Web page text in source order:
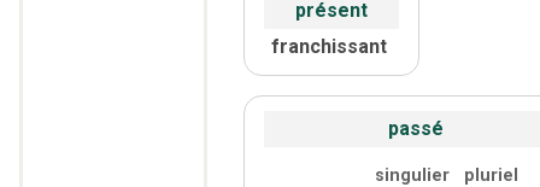
présent
franchissant
passé
singulier
pluriel